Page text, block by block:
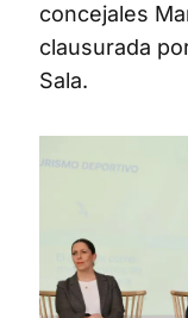
concejales
clausurada
Sala.